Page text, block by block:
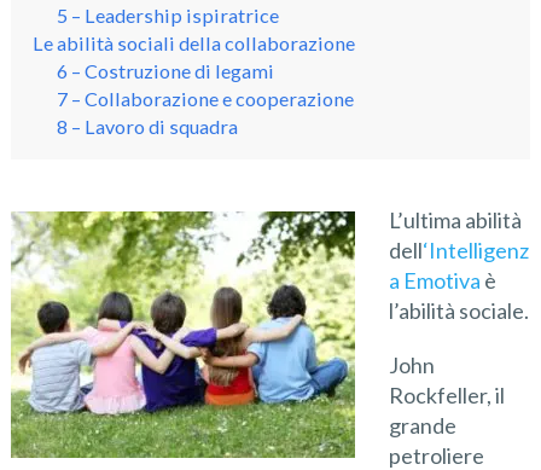
5 – Leadership ispiratrice
Le abilità sociali della collaborazione
6 – Costruzione di legami
7 – Collaborazione e cooperazione
8 – Lavoro di squadra
L’ultima abilità
dell‘Intelligenz
a Emotiva è
l’abilità sociale.
John
Rockfeller, il
grande
petroliere